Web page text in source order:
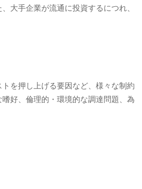
大手企業が流通に投資するにつれ、
を押し上げる要因など、様々な制約
好、倫理的・環境的な調達問題、為